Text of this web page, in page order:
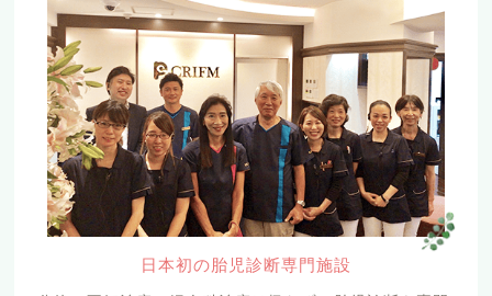
日本初の胎児診断専門施設